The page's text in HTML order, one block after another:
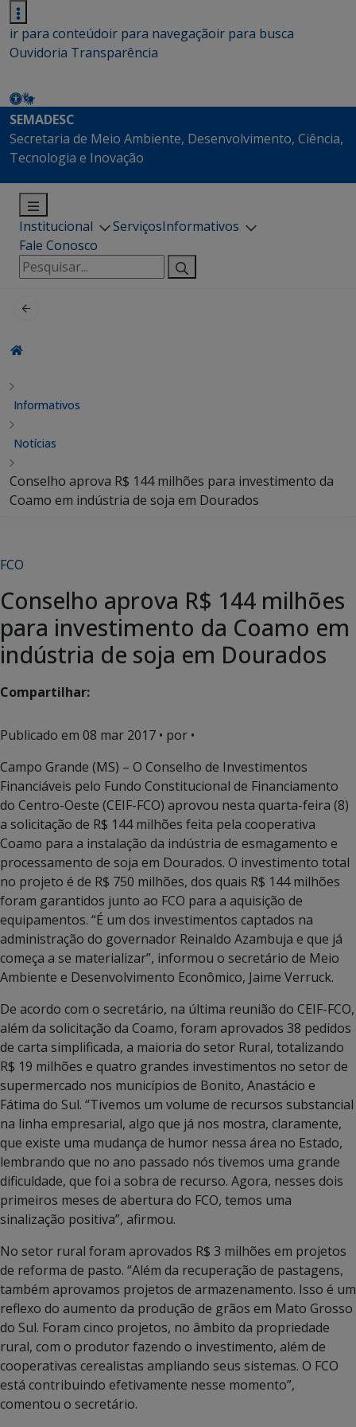
ir para conteúdoir para navegaçãoir para busca
Ouvidoria Transparência
SEMADESC
Secretaria de Meio Ambiente, Desenvolvimento, Ciência,
Tecnologia e Inovação
Institucional ServiçosInformativos
Fale Conosco
Pesquisar
por:
Informativos
Notícias
Conselho aprova R$ 144 milhões para investimento da
Coamo em indústria de soja em Dourados
FCO
Conselho aprova R$ 144 milhões
para investimento da Coamo em
indústria de soja em Dourados
Compartilhar:
Publicado em 08 mar 2017 • por •
Campo Grande (MS) – O Conselho de Investimentos
Financiáveis pelo Fundo Constitucional de Financiamento
do Centro-Oeste (CEIF-FCO) aprovou nesta quarta-feira (8)
a solicitação de R$ 144 milhões feita pela cooperativa
Coamo para a instalação da indústria de esmagamento e
processamento de soja em Dourados. O investimento total
no projeto é de R$ 750 milhões, dos quais R$ 144 milhões
foram garantidos junto ao FCO para a aquisição de
equipamentos. “É um dos investimentos captados na
administração do governador Reinaldo Azambuja e que já
começa a se materializar”, informou o secretário de Meio
Ambiente e Desenvolvimento Econômico, Jaime Verruck.
De acordo com o secretário, na última reunião do CEIF-FCO,
além da solicitação da Coamo, foram aprovados 38 pedidos
de carta simplificada, a maioria do setor Rural, totalizando
R$ 19 milhões e quatro grandes investimentos no setor de
supermercado nos municípios de Bonito, Anastácio e
Fátima do Sul. “Tivemos um volume de recursos substancial
na linha empresarial, algo que já nos mostra, claramente,
que existe uma mudança de humor nessa área no Estado,
lembrando que no ano passado nós tivemos uma grande
dificuldade, que foi a sobra de recurso. Agora, nesses dois
primeiros meses de abertura do FCO, temos uma
sinalização positiva”, afirmou.
No setor rural foram aprovados R$ 3 milhões em projetos
de reforma de pasto. “Além da recuperação de pastagens,
também aprovamos projetos de armazenamento. Isso é um
reflexo do aumento da produção de grãos em Mato Grosso
do Sul. Foram cinco projetos, no âmbito da propriedade
rural, com o produtor fazendo o investimento, além de
cooperativas cerealistas ampliando seus sistemas. O FCO
está contribuindo efetivamente nesse momento”,
comentou o secretário.